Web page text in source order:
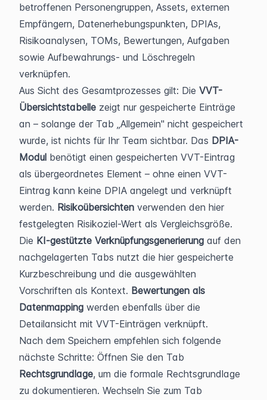
betroffenen Personengruppen, Assets, externen
Empfängern, Datenerhebungspunkten, DPIAs,
Risikoanalysen, TOMs, Bewertungen, Aufgaben
sowie Aufbewahrungs- und Löschregeln
verknüpfen.
Aus Sicht des Gesamtprozesses gilt: Die VVT-
Übersichtstabelle zeigt nur gespeicherte Einträge
an – solange der Tab „Allgemein" nicht gespeichert
wurde, ist nichts für Ihr Team sichtbar. Das DPIA-
Modul benötigt einen gespeicherten VVT-Eintrag
als übergeordnetes Element – ohne einen VVT-
Eintrag kann keine DPIA angelegt und verknüpft
werden. Risikoübersichten verwenden den hier
festgelegten Risikoziel-Wert als Vergleichsgröße.
Die KI-gestützte Verknüpfungsgenerierung auf den
nachgelagerten Tabs nutzt die hier gespeicherte
Kurzbeschreibung und die ausgewählten
Vorschriften als Kontext. Bewertungen als
Datenmapping werden ebenfalls über die
Detailansicht mit VVT-Einträgen verknüpft.
Nach dem Speichern empfehlen sich folgende
Rechtsgrundlage, um die formale Rechtsgrundlage